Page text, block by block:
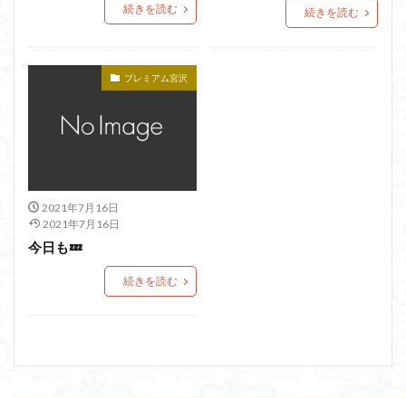
続きを読む 続きを読む
プレミアム宮沢
2021年7月16日
2021年7月16日
今日も💤
続きを読む